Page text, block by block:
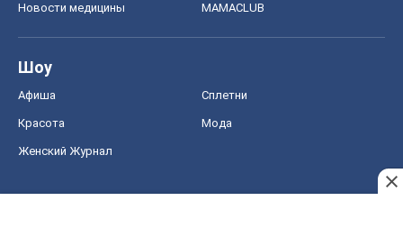
Новости медицины MAMACLUB
Шоу
Афиша Сплетни
Красота Мода
Женский Журнал